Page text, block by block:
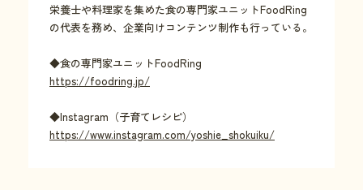
栄養士や料理家を集めた食の専門家ユニットFoodRing
の代表を務め、企業向けコンテンツ制作も行っている。
◆食の専門家ユニットFoodRing
https://foodring.jp/
◆Instagram（子育てレシピ）
https://www.instagram.com/yoshie_shokuiku/